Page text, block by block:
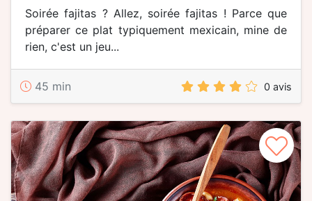
Soirée fajitas ? Allez, soirée fajitas ! Parce que
préparer ce plat typiquement mexicain, mine de
rien, c'est un jeu...
45 min 0 avis